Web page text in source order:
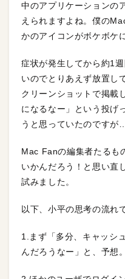
中のアプリケーションの
えられますよね。僕の
かのアイコンがボケボケ
症状が発生してから約1
いのでとりあえず放置し
クリーンショットで掲載
になるなー」という投げ
うと思っていたのですが…
Mac Fanの編集者たるも
いかんだろう！と思い直
試みました。
以下、小平の思考の流れ
1.まず「多分、キャッシ
んだろうなー」と、予想。